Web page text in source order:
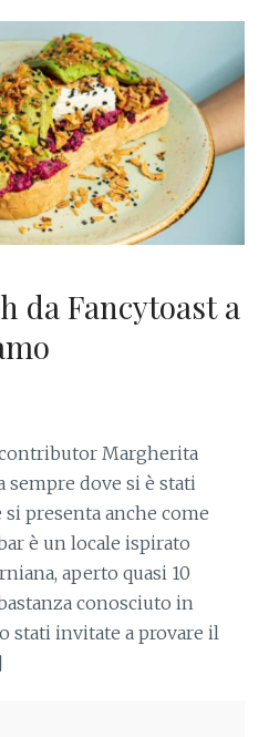
da Fancytoast a
Margherita
dove si è stati
si presenta anche come
è un locale ispirato
aperto quasi 10
conosciuto in
stati invitate a provare il